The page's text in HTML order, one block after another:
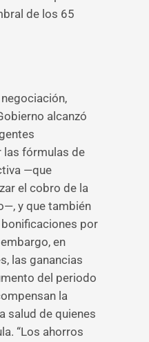
de los 65
alcanzó
las fórmulas de
—que
el cobro de la
y que también
por
en
las ganancias
del periodo
la
salud de quienes
“Los ahorros